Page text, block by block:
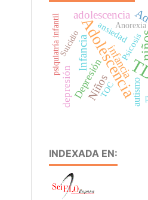
Adolescencia
Infancia
adolescencia
Niños
infancia
Depresión
depresión autismo
Psicosis
ansiedad
TOC
psiquiatría infantil Anorexia
Suicidio
INDEXADA EN: